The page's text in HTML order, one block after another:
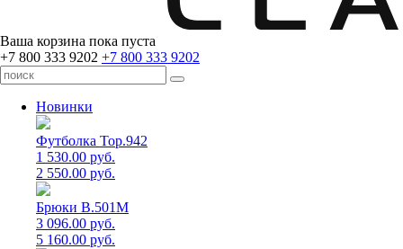
Ваша корзина пока пуста
+7 800 333 9202 +7 800 333 9202
Новинки
Футболка Top.942
1 530.00 руб.
2 550.00 руб.
Брюки B.501M
3 096.00 руб.
5 160.00 руб.